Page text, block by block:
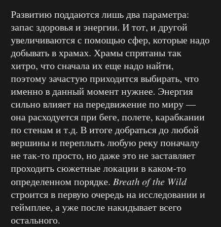
Развитию поддаются лишь два параметра:
запас здоровья и энергии. И тот, и другой
увеличиваются с помощью сфер, которые надо
добывать в храмах. Храмы спрятаны так
хитро, что сначала их еще надо найти,
поэтому зачастую приходится выбирать, что
именно в данный момент нужнее. Энергия
сильно влияет на передвижение по миру —
она расходуется при беге, полете, карабкании
по стенам и т.д. В итоге добраться до любой
вершины и переплыть любую реку поначалу
не так-то просто, но даже это не заставляет
проходить сюжетные локации в каком-то
определенном порядке. Breath of the Wild
строится в первую очередь на исследовании и
геймплее, а уже после накидывает всего
остального.